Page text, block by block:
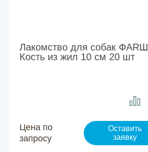
Лакомство для собак ФАRШ
Кость из жил 10 см 20 шт
Цена по
запросу
Оставить
заявку